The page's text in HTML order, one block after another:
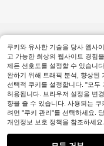
쿠키와 유사한 기술을 당사 웹사
고 가능한 최상의 웹사이트 경험
제든 선호도를 설정할 수 있습니
완하기 위해 트래픽 분석, 향상된
선택적 쿠키를 설정합니다. "모두
허용됩니다. 브라우저 설정을 변
향을 줄 수 있습니다. 사용되는
려면 "쿠키 관리"를 선택하세요.
개인정보 보호 정책을 참조하세요.